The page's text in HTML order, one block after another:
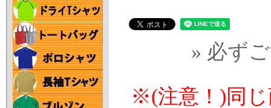
» 必ず
※(注意！)同